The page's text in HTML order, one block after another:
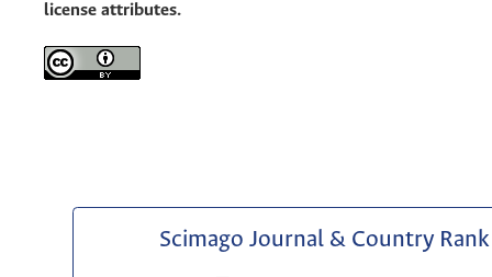
license attributes.
Scimago Journal & Country Rank